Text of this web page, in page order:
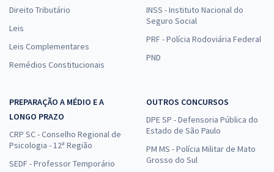
Direito Tributário
Leis
Leis Complementares
Remédios Constitucionais
INSS - Instituto Nacional do
Seguro Social
PRF - Polícia Rodoviária Federal
PND
PREPARAÇÃO A MÉDIO E A
LONGO PRAZO
CRP SC - Conselho Regional de
Psicologia - 12ª Região
SEDF - Professor Temporário
OUTROS CONCURSOS
DPE SP - Defensoria Pública do
Estado de São Paulo
PM MS - Polícia Militar de Mato
Grosso do Sul